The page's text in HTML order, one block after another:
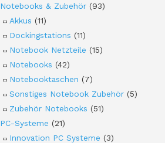
Notebooks & Zubehör (93)
Akkus (11)
Dockingstations (11)
Notebook Netzteile (15)
Notebooks (42)
Notebooktaschen (7)
Sonstiges Notebook Zubehör (5)
Zubehör Notebooks (51)
PC-Systeme (21)
Innovation PC Systeme (3)